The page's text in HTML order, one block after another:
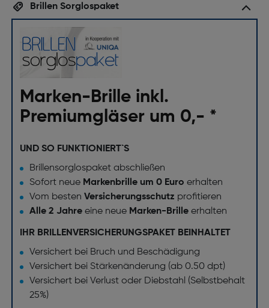
Brillen Sorglospaket
Marken-Brille inkl.
Premiumgläser um 0,- *
UND SO FUNKTIONIERT`S
Brillensorglospaket abschließen
Sofort neue Markenbrille um 0 Euro erhalten
Vom besten Versicherungsschutz profitieren
Alle 2 Jahreeine neue Marken-Brille erhalten
IHR BRILLENVERSICHERUNGSPAKET BEINHALTET
Versichert bei Bruch und Beschädigung
Versichert bei Stärkenänderung (ab 0.50 dpt)
Versichert bei Verlust oder Diebstahl (Selbstbehalt
25%)